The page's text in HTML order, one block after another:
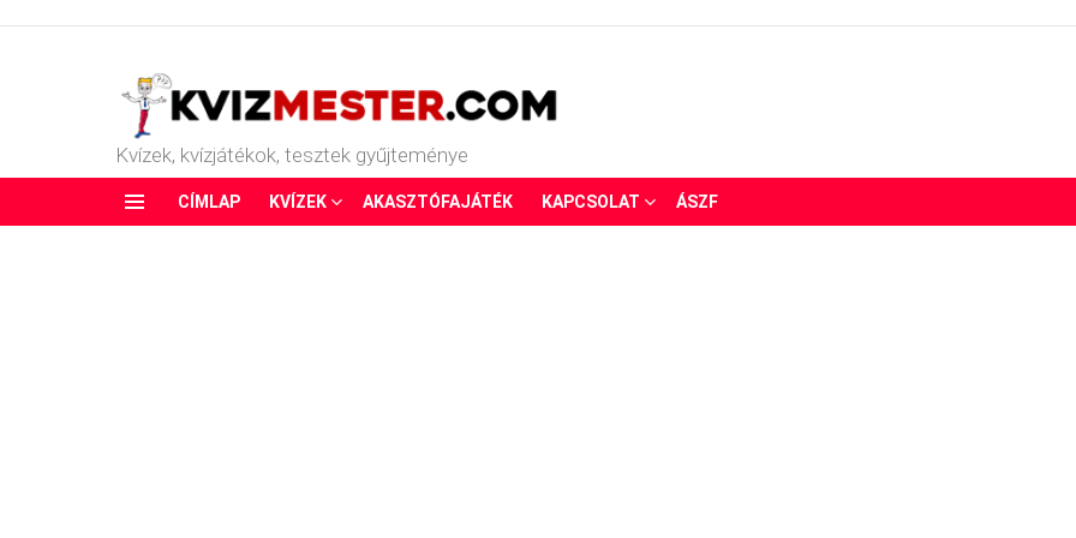
Kvízek, kvízjátékok, tesztek gyűjteménye
CÍMLAP KVÍZEK AKASZTÓFAJÁTÉK KAPCSOLAT ÁSZF